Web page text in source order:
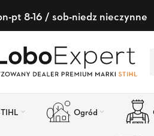
pt 8-16 / sob-niedz nieczynne
Ogród